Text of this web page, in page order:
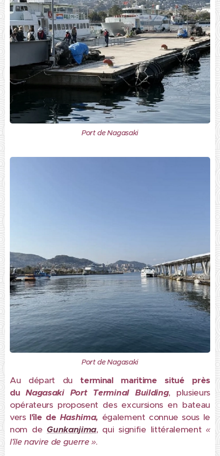
Port de Nagasaki
Port de Nagasaki
Au départ du terminal maritime situé près
duNagasaki Port Terminal Building, plusieurs
opérateurs proposent des excursions en bateau
vers l'île de Hashima, également connue sous le
nom de Gunkanjima, qui signifie littéralement«
l'île navire de guerre ».